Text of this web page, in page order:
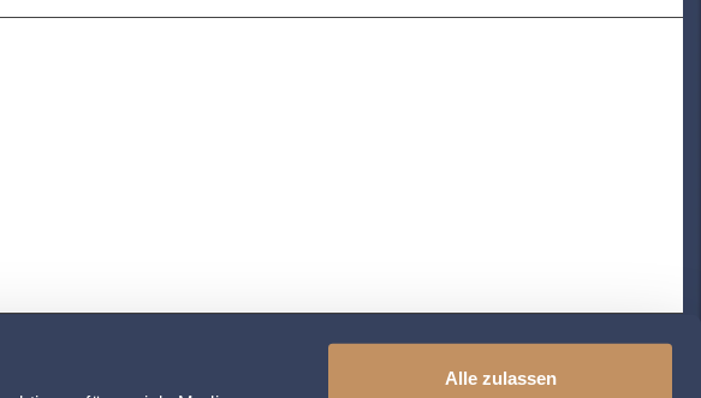
Alle zulassen